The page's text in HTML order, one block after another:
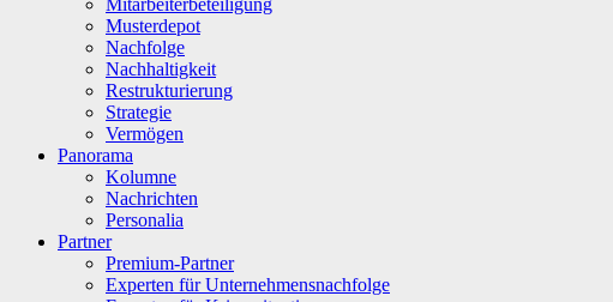
Mitarbeiterbeteiligung
Musterdepot
Nachfolge
Nachhaltigkeit
Restrukturierung
Strategie
Vermögen
Panorama
Kolumne
Nachrichten
Personalia
Partner
Premium-Partner
Experten für Unternehmensnachfolge